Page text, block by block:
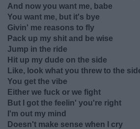
And now you want me, babe
You want me, but it's bye
Givin' mе reasons to fly
Pack up my shit and be wise
Jump in thе ride
Hit up my dude on the side
Like, look what you threw to the
You get the vibe
Either we fuck or we fight
But I got the feelin' you're right
I'm out my mind
Doesn't make sense when I cry